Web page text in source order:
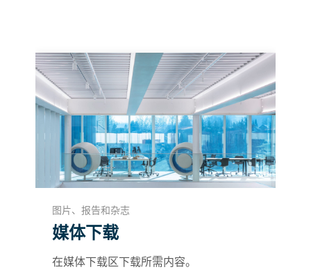
图片、报告和杂志
媒体下载
在媒体下载区下载所需内容。